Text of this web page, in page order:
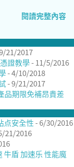
clone以及編譯，
\ fcitx5
dev
cmake-
\ git build-
fcitx5-
-p build cd
usr -
make sudo
且範圍涵蓋有限，
閱讀完整內容
21/2017
證教學- 11/5/2016
- 4/10/2018
- 9/21/2017
品期限免補昂貴差
点安全性- 6/30/2016
21/2016
牛盾 加速乐 性能魔